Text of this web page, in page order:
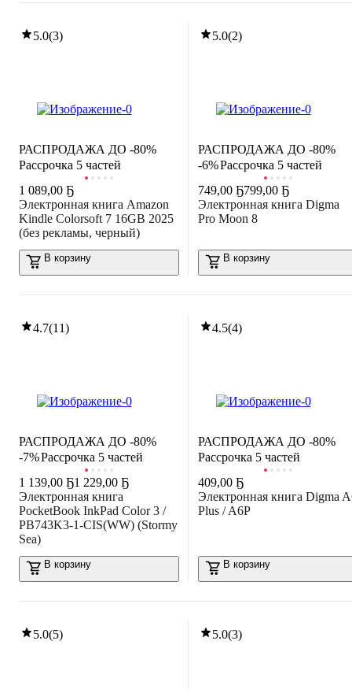
5.0(3)
Рассрочка 5 частей
РАСПРОДАЖА ДО -80%
1 089,00 Ҕ
Электронная книга Amazon
Kindle Colorsoft 7 16GB 2025
(без рекламы, черный)
В корзину
5.0(2)
-6%Рассрочка 5 частей
РАСПРОДАЖА ДО -80%
749,00 Ҕ799,00 Ҕ
Электронная книга Digma
Pro Moon 8
В корзину
4.7(11)
-7%Рассрочка 5 частей
РАСПРОДАЖА ДО -80%
1 139,00 Ҕ1 229,00 Ҕ
Электронная книга
PocketBook InkPad Color 3 /
PB743K3-1-CIS(WW) (Stormy
Sea)
В корзину
4.5(4)
Рассрочка 5 частей
РАСПРОДАЖА ДО -80%
409,00 Ҕ
Электронная книга Digma
Plus / A6P
В корзину
5.0(5) 5.0(3)